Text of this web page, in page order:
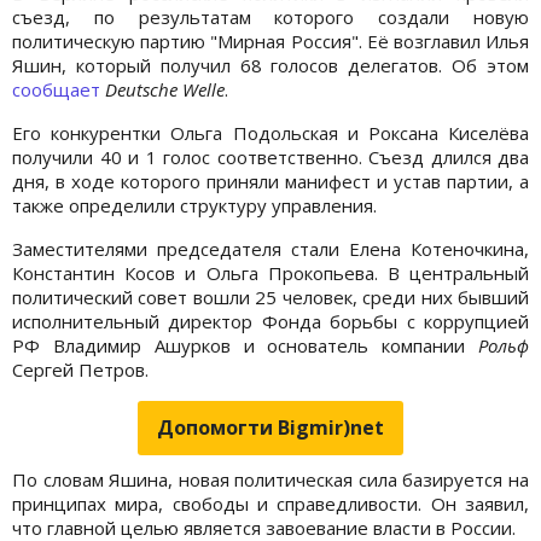
съезд, по результатам которого создали новую
политическую партию "Мирная Россия". Её возглавил Илья
Яшин, который получил 68 голосов делегатов. Об этом
сообщает Deutsche Welle.
Его конкурентки Ольга Подольская и Роксана Киселёва
получили 40 и 1 голос соответственно. Съезд длился два
дня, в ходе которого приняли манифест и устав партии, а
также определили структуру управления.
Заместителями председателя стали Елена Котеночкина,
Константин Косов и Ольга Прокопьева. В центральный
политический совет вошли 25 человек, среди них бывший
исполнительный директор Фонда борьбы с коррупцией
РФ Владимир Ашурков и основатель компании Рольф
Сергей Петров.
Допомогти Bigmir)net
По словам Яшина, новая политическая сила базируется на
принципах мира, свободы и справедливости. Он заявил,
что главной целью является завоевание власти в России.